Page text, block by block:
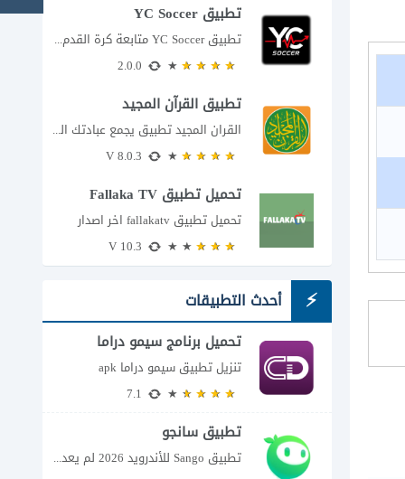
تطبيق YC Soccer
تطبيق YC Soccer متابعة كرة القدم لحظة بلحظة مع اقتراب مباراة مصر والأرجنتين في...
تطبيق القرآن المجيد
القران المجيد تطبيق يجمع عبادتك اليومية في مكان واحد إذا كنت تبحث عن تطبيق...
تحميل تطبيق Fallaka TV
تحميل تطبيق fallakatv اخر اصدار
أحدث التطبيقات
تحميل برنامج سيمو دراما
للاندرويد
تنزيل تطبيق سيمو دراما apk
تطبيق سانجو
تطبيق Sango للأندرويد 2026 لم يعد تطبيق سانجو Sango مجرد مساحة لإرسال الرسائل أو...